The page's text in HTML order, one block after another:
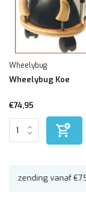
Wheelybug
Wheelybug Koe
€74,95